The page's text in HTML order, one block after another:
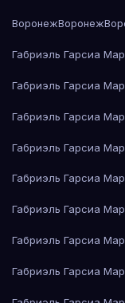
ВоронежВоронеж
Габриэль Гарсиа
Габриэль Гарсиа
Габриэль Гарсиа
Габриэль Гарсиа
Габриэль Гарсиа
Габриэль Гарсиа
Габриэль Гарсиа
Габриэль Гарсиа